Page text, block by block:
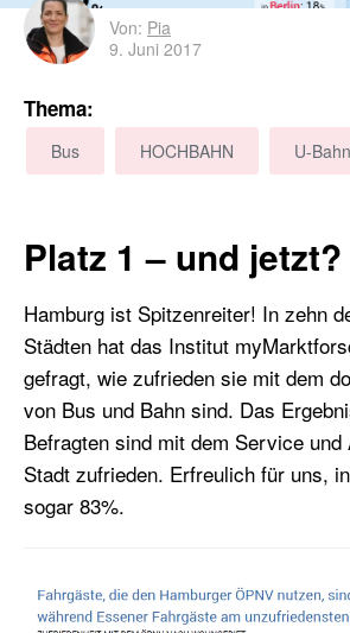
Von: Pia
9. Juni 2017
Thema:
Bus HOCHBAHN U-Bahn
Platz 1 – und jetzt?
Hamburg ist Spitzenreiter! In zehn
Städten hat das Institut
gefragt, wie zufrieden sie mit dem
von Bus und Bahn sind. Das
Befragten sind mit dem Service und
Stadt zufrieden. Erfreulich für uns,
sogar 83%.